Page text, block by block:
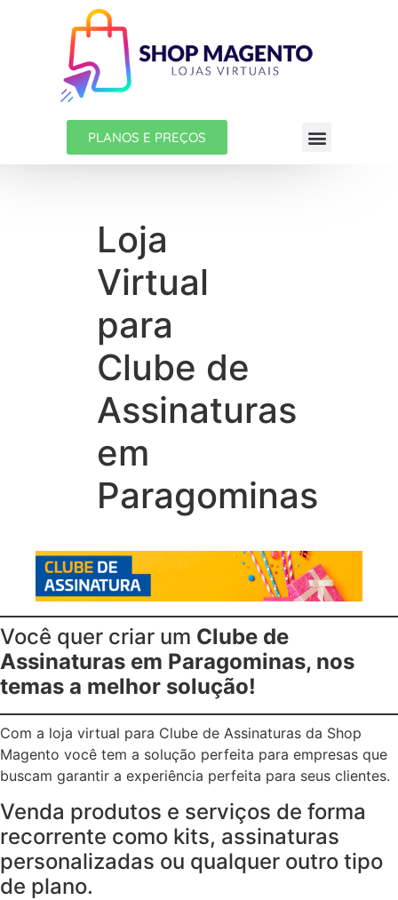
PLANOS E PREÇOS
Loja
Virtual
para
Clube de
Assinaturas
em
Paragominas
Você quer criar um Clube de
Assinaturas em Paragominas, nos
temas a melhor solução!
Com a loja virtual para Clube de Assinaturas da Shop
Magento você tem a solução perfeita para empresas que
buscam garantir a experiência perfeita para seus clientes.
Venda produtos e serviços de forma
recorrente como kits, assinaturas
personalizadas ou qualquer outro tipo
de plano.